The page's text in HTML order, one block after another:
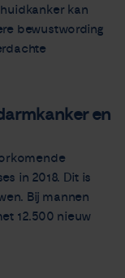
kan
bewustwording
en
in 2018. Dit is
Bij mannen
12.500 nieuw